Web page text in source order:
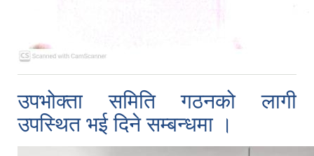
उपभोक्ता समिति गठनको लागी
उपस्थित भई दिने सम्बन्धमा ।